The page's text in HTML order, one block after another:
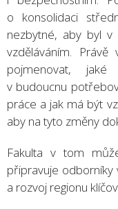
o konsolidaci
nezbytné, aby byl v
vzděláváním.
pojmenovat,
v budoucnu
práce a jak má být
aby na tyto změny
Fakulta v tom
připravuje
a rozvoj regionu